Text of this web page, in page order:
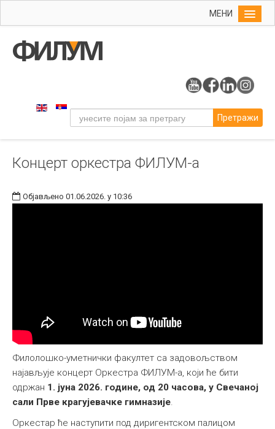
МЕНИ
Упис
Уметност
Музичка уметност
Галерија
Претражи
Концерт оркестра ФИЛУМ-а
Објављено 01.06.2026. у 10:36
Филолошко-уметнички факултет са задовољством
најављује концерт Оркестра ФИЛУМ-а, који ће бити
одржан 1. јуна 2026. године, од 20 часова, у Свечаној
сали Прве крагујевачке гимназије
Оркестар ће наступити под диригентском палицом